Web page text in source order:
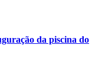
da piscina do